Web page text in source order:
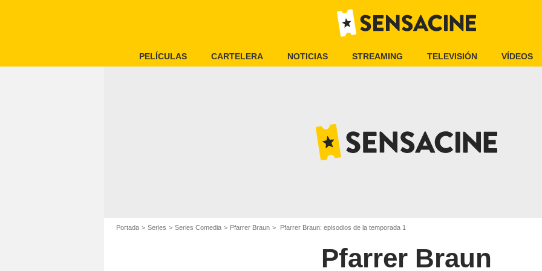
PELÍCULAS CARTELERA NOTICIAS STREAMING TELEVISIÓN VÍDEOS
Portada Series Series Comedia Pfarrer Braun Pfarrer Braun: episodios de la temporada 1
Pfarrer Braun